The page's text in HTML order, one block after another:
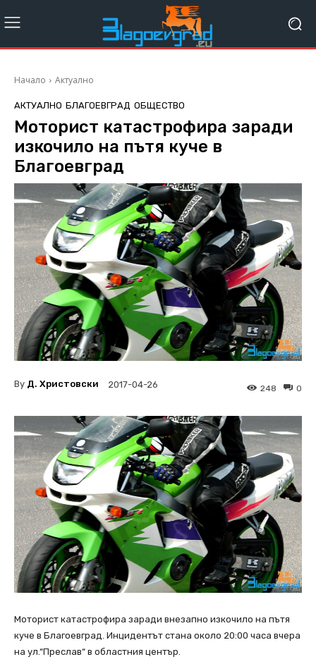
Начало Актуално
АКТУАЛНО БЛАГОЕВГРАД ОБЩЕСТВО
Моторист катастрофира заради
изкочило на пътя куче в
Благоевград
By Д. Христовски 2017-04-26 0
248
Моторист катастрофира заради внезапно изкочило на пътя
куче в Благоевград. Инцидентът стана около 20:00 часа вчера
на ул.“Преслав“ в областния център.